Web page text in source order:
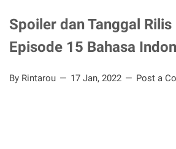
Spoiler dan Tanggal Rilis
Episode 15 Bahasa
By Rintarou 17 Jan, 2022 Post a